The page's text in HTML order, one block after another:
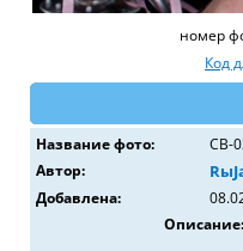
номер
Код
Название фото:
СВ-
Автор:
Добавлена:
Описание: